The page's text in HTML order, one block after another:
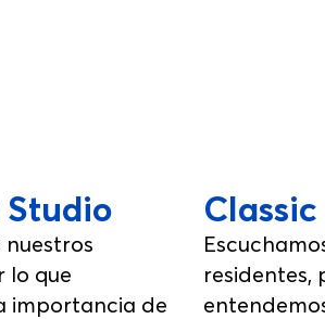
Studio
nuestros
lo que
importancia de
residentes,